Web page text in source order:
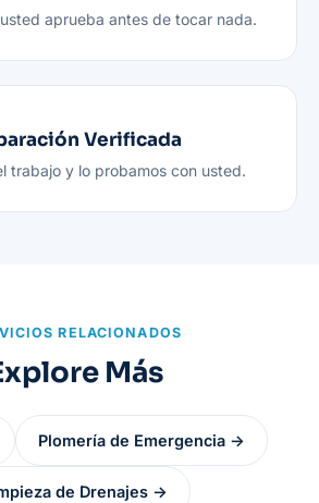
aprueba antes de tocar nada.
Verificada
trabajo y lo probamos con usted.
RELACIONADOS
Más
Plomería de Emergencia →
de Drenajes →